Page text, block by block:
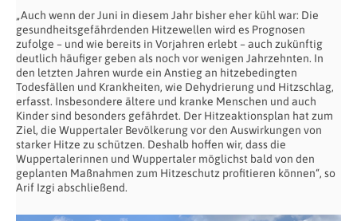
„Auch wenn der Juni in diesem Jahr bisher eher kühl war: Die
gesundheitsgefährdenden Hitzewellen wird es Prognosen
zufolge – und wie bereits in Vorjahren erlebt – auch zukünftig
deutlich häufiger geben als noch vor wenigen Jahrzehnten. In
den letzten Jahren wurde ein Anstieg an hitzebedingten
Todesfällen und Krankheiten, wie Dehydrierung und Hitzschlag,
erfasst. Insbesondere ältere und kranke Menschen und auch
Kinder sind besonders gefährdet. Der Hitzeaktionsplan hat zum
Ziel, die Wuppertaler Bevölkerung vor den Auswirkungen von
starker Hitze zu schützen. Deshalb hoffen wir, dass die
Wuppertalerinnen und Wuppertaler möglichst bald von den
geplanten Maßnahmen zum Hitzeschutz profitieren können“, so
Arif Izgi abschließend.